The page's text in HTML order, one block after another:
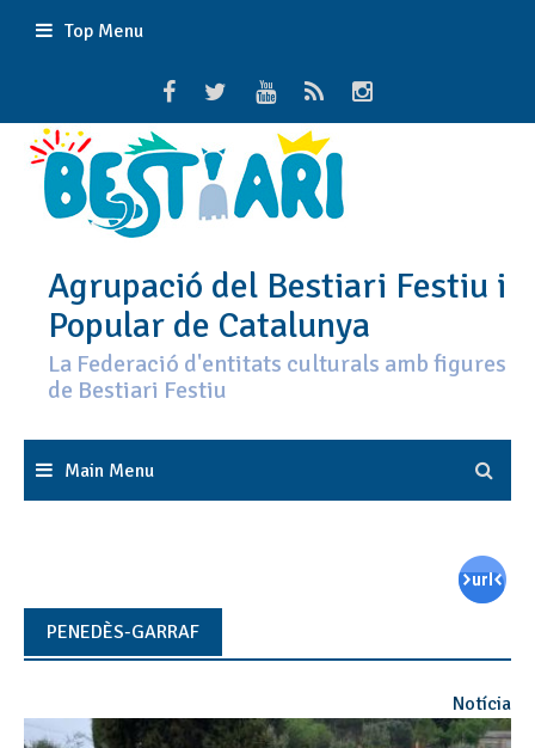
Top Menu
Agrupació del Bestiari Festiu i
Popular de Catalunya
La Federació d'entitats culturals amb figures
de Bestiari Festiu
Main Menu
PENEDÈS-GARRAF
Notícia